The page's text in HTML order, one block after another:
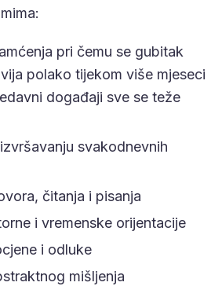
pri čemu se gubitak
polako tijekom više mjeseci
događaji sve se teže
svakodnevnih
čitanja i pisanja
i vremenske orijentacije
i odluke
mišljenja